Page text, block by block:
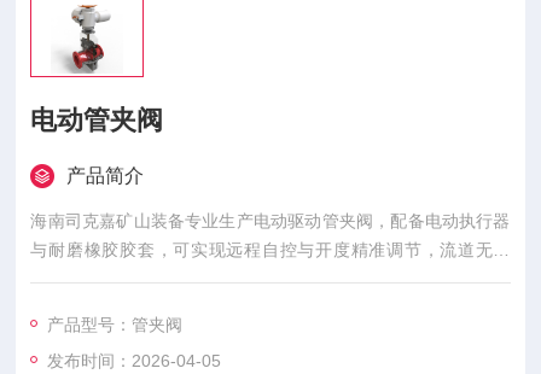
电动管夹阀
产品简介
海南司克嘉矿山装备专业生产电动驱动管夹阀，配备电动执行器
与耐磨橡胶胶套，可实现远程自控与开度精准调节，流道无堵
塞、密封不泄漏，适配矿山矿浆、尾矿泥浆、腐蚀性浆料管路，
产品型号：管夹阀
发布时间：2026-04-05